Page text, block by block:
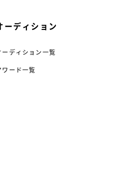
ーディション
ーディション一覧
ワード一覧